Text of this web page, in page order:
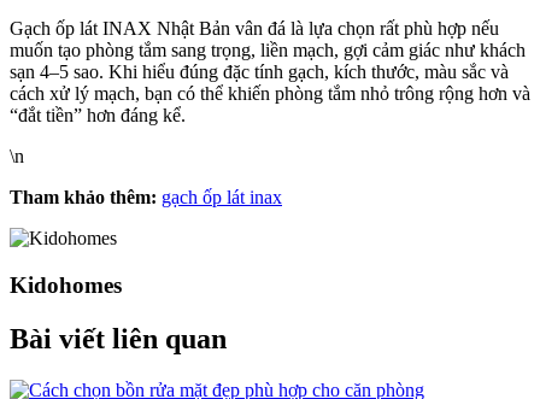
Gạch ốp lát INAX Nhật Bản vân đá là lựa chọn rất phù hợp nếu
muốn tạo phòng tắm sang trọng, liền mạch, gợi cảm giác như khách
sạn 4–5 sao. Khi hiểu đúng đặc tính gạch, kích thước, màu sắc và
cách xử lý mạch, bạn có thể khiến phòng tắm nhỏ trông rộng hơn và
“đắt tiền” hơn đáng kể.
\n
Tham khảo thêm: gạch ốp lát inax
Kidohomes
Bài viết liên quan